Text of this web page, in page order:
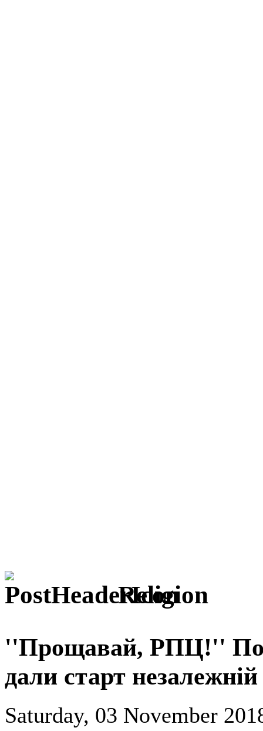
Religion
''Прощавай, РПЦ!''
дали старт
Saturday, 03 November